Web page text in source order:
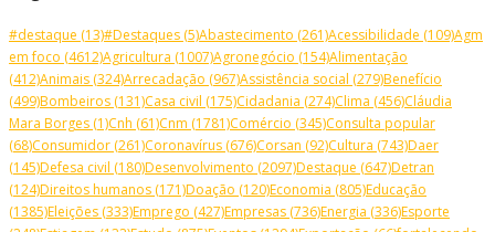
#destaque (13)#Destaques (5)Abastecimento (261)Acessibilidade (109)Agm
em foco (4612)Agricultura (1007)Agronegócio (154)Alimentação
(412)Animais (324)Arrecadação (967)Assistência social (279)Benefício
(499)Bombeiros (131)Casa civil (175)Cidadania (274)Clima (456)Cláudia
Mara Borges (1)Cnh (61)Cnm (1781)Comércio (345)Consulta popular
(68)Consumidor (261)Coronavírus (676)Corsan (92)Cultura (743)Daer
(145)Defesa civil (180)Desenvolvimento (2097)Destaque (647)Detran
(124)Direitos humanos (171)Doação (120)Economia (805)Educação
(1385)Eleições (333)Emprego (427)Empresas (736)Energia (336)Esporte